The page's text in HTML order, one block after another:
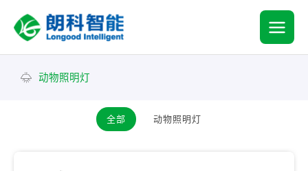
动物照明灯
全部 动物照明灯